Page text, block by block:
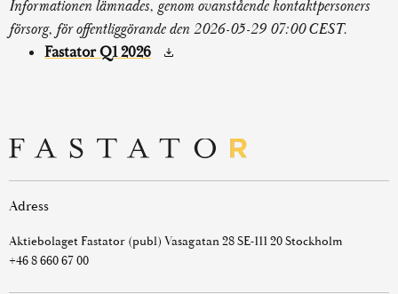
Informationen lämnades, genom ovanstående kontaktpersoners
försorg, för offentliggörande den 2026-05-29 07:00 CEST.
Fastator Q1 2026
Adress
Aktiebolaget Fastator (publ) Vasagatan 28 SE-111 20 Stockholm
+46 8 660 67 00